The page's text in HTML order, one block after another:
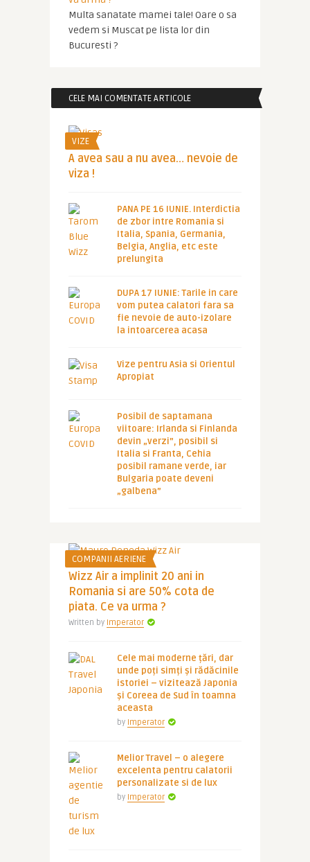
Multa sanatate mamei tale! Oare o sa
vedem si Muscat pe lista lor din
Bucuresti ?
CELE MAI COMENTATE ARTICOLE
VIZE
A avea sau a nu avea… nevoie de
viza !
PANA PE 16 IUNIE. Interdictia
de zbor intre Romania si
Italia, Spania, Germania,
Belgia, Anglia, etc este
prelungita
DUPA 17 IUNIE: Tarile in care
vom putea calatori fara sa
fie nevoie de auto-izolare
la intoarcerea acasa
Vize pentru Asia si Orientul
Apropiat
Posibil de saptamana
viitoare: Irlanda si Finlanda
devin „verzi”, posibil si
Italia si Franta, Cehia
posibil ramane verde, iar
Bulgaria poate deveni
„galbena”
COMPANII AERIENE
Wizz Air a implinit 20 ani in
Romania si are 50% cota de
piata. Ce va urma ?
Written by Imperator
Cele mai moderne țări, dar
unde poți simți și rădăcinile
istoriei – vizitează Japonia
și Coreea de Sud în toamna
aceasta
by Imperator
Melior Travel – o alegere
excelenta pentru calatorii
personalizate si de lux
by Imperator